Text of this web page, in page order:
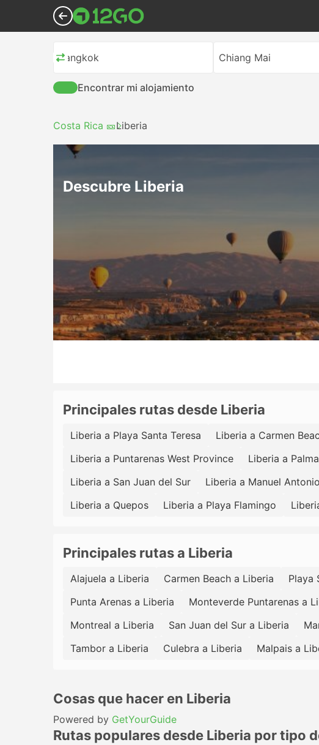
Bangkok Chiang Mai
Encontrar mi alojamiento
Costa Rica 🎫Liberia
Descubre Liberia
Principales rutas desde Liberia
Liberia a Playa Santa Teresa Liberia a Carmen
Liberia a Puntarenas West Province
Liberia a
Liberia a San Juan del Sur
Liberia a Manuel Antonio
Liberia a Quepos
Liberia a Playa Flamingo
Principales rutas a Liberia
Alajuela a Liberia Carmen Beach a Liberia Playa
Punta Arenas a Liberia
Monteverde Puntarenas a
Montreal a Liberia
San Juan del Sur a Liberia
Tambor a Liberia
Culebra a Liberia Malpais a
Cosas que hacer en Liberia
Powered by GetYourGuide
Rutas populares desde Liberia por tipo